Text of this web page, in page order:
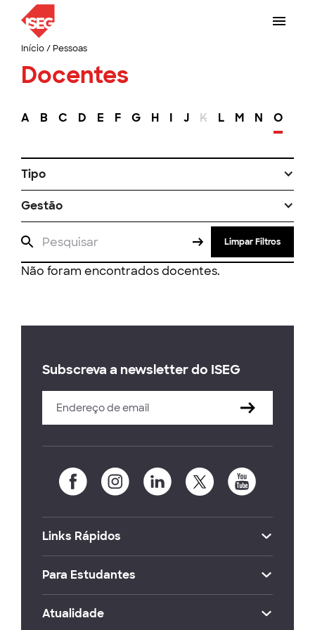
Início/ Pessoas
Docentes
A B C D E F G H I J K L M N O
Tipo
Gestão
Limpar Filtros
Não foram encontrados docentes.
Subscreva a newsletter do ISEG
Links Rápidos
Para Estudantes
Atualidade